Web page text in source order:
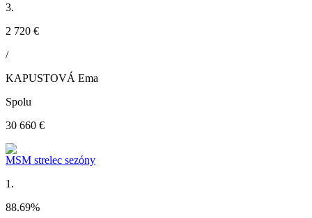
3.
2 720 €
/
KAPUSTOVÁ Ema
Spolu
30 660 €
MSM strelec sezóny
1.
88.69%